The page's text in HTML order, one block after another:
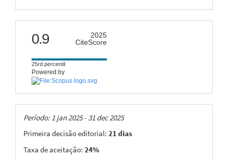
citescore
0.9
2025
CiteScore
25rd percentil
Powered by
Taxas
Período: 1 jan 2025 - 31 dec 2025
Primeira decisão editorial: 21 dias
Taxa de aceitação: 24%